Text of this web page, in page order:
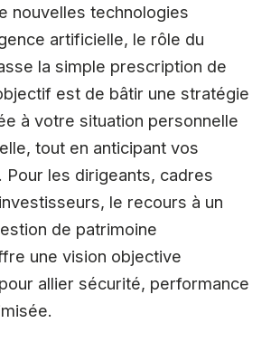
nouvelles technologies
artificielle, le rôle du
la simple prescription de
est de bâtir une stratégie
à votre situation personnelle
tout en anticipant vos
Pour les dirigeants, cadres
le recours à un
de patrimoine
une vision objective
allier sécurité, performance